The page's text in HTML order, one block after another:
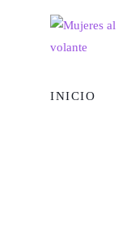
INICIO